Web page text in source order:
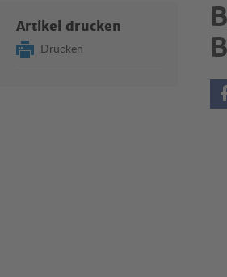
Artikel drucken
Drucken